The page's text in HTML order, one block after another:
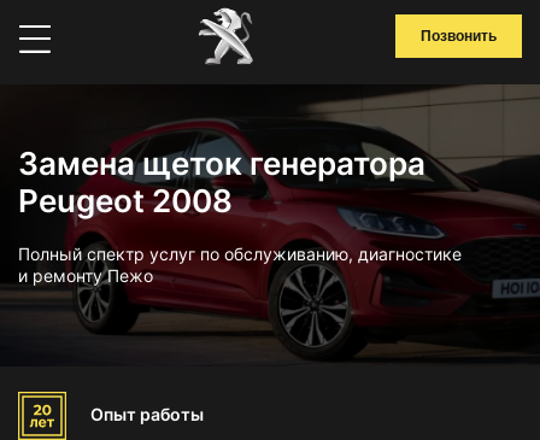
Позвонить
Замена щеток генератора
Peugeot 2008
Полный спектр услуг по обслуживанию, диагностике
и ремонту Пежо
Опыт работы